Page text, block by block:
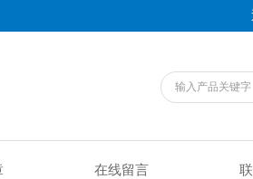
在线留言